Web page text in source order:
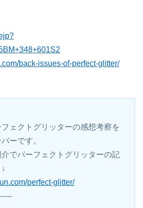
back-issues-of-perfect-glitter/
ェクトグリッターの感想考察を
ーです。
でパーフェクトグリッターの記
perfect-glitter/